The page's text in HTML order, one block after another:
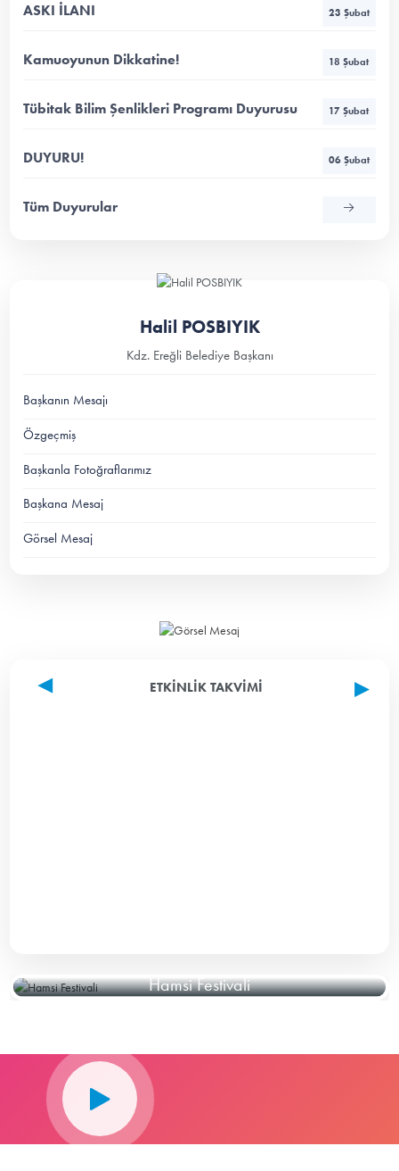
ASKI İLANI 23 Şubat
Kamuoyunun Dikkatine! 18 Şubat
Tübitak Bilim Şenlikleri Programı Duyurusu 17 Şubat
DUYURU! 06 Şubat
Tüm Duyurular
Halil POSBIYIK
Kdz. Ereğli Belediye Başkanı
Başkanın Mesajı
Özgeçmiş
Başkanla Fotoğraflarımız
Başkana Mesaj
Görsel Mesaj
ETKINLIK TAKVIMI
Hamsi Festivali